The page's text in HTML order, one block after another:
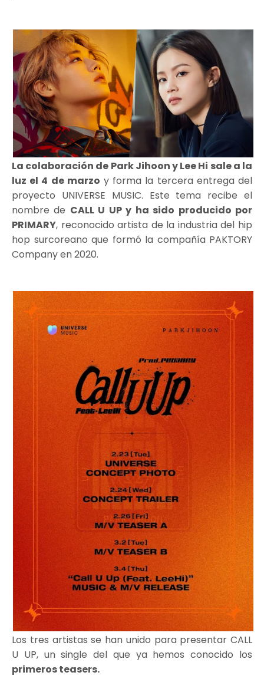
La colaboración de Park Jihoon y Lee Hi sale a la
luz el 4 de marzo y forma la tercera entrega del
proyecto UNIVERSE MUSIC. Este tema recibe el
nombre de CALL U UP y ha sido producido por
PRIMARY, reconocido artista de la industria del hip
hop surcoreano que formó la compañía PAKTORY
Company en 2020.
Los tres artistas se han unido para presentar CALL
U UP, un single del que ya hemos conocido los
primeros teasers.